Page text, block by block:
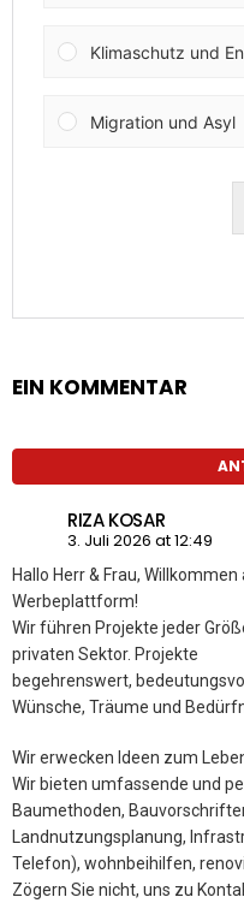
EIN KOMMENTAR
RIZA KOSAR
3. Juli 2026 at 12:49
Hallo Herr & Frau,
Werbeplattform!
Wir führen Projekte jeder
privaten Sektor. Projekte
begehrenswert,
Wünsche, Träume und
Wir erwecken Ideen zum
Wir bieten umfassende und
Baumethoden,
Landnutzungsplanung,
Telefon), wohnbeihilfen,
Zögern Sie nicht, uns zu